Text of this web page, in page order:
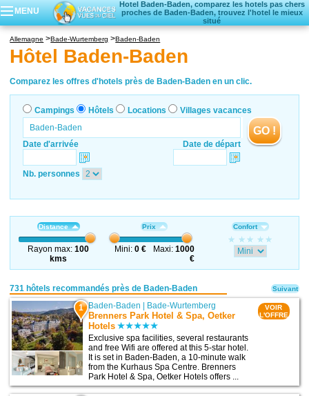
MENU
Hotel Baden-Baden, comparez les hotels pas chers
proches de Baden-Baden, trouvez l'hotel le mieux
situé
Hôtels
Locations vacances
Villages vacances
Allemagne Bade-Wurtemberg Baden-Baden
Hôtel Baden-Baden
Comparez les offres d'hotels près de Baden-Baden en un clic.
Campings Hôtels Locations Villages vacances
Date d'arrivée Date de départ
GO !
Nb. personnes
Distance
Rayon max:100
kms
Prix
Mini: 0 € Maxi:1000
€
Confort
731 hôtels recommandés près de Baden-Baden
1 Baden-Baden | Bade-Wurtemberg
Brenners Park Hotel & Spa, Oetker
Hotels
Exclusive spa facilities, several restaurants
and free Wifi are offered at this 5-star hotel.
It is set in Baden-Baden, a 10-minute walk
from the Kurhaus Spa Centre. Brenners
Park Hotel & Spa, Oetker Hotels offers ...
VOIR
L'OFFRE
Suivant